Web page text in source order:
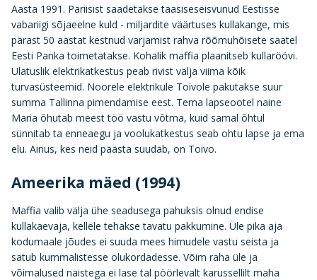
Aasta 1991. Pariisist saadetakse taasiseseisvunud Eestisse
vabariigi sõjaeelne kuld - miljardite väärtuses kullakange, mis
pärast 50 aastat kestnud varjamist rahva rõõmuhõisete saatel
Eesti Panka toimetatakse. Kohalik maffia plaanitseb kullaröövi.
Ulatuslik elektrikatkestus peab rivist välja viima kõik
turvasüsteemid. Noorele elektrikule Toivole pakutakse suur
summa Tallinna pimendamise eest. Tema lapseootel naine
Maria õhutab meest töö vastu võtma, kuid samal õhtul
sünnitab ta enneaegu ja voolukatkestus seab ohtu lapse ja ema
elu. Ainus, kes neid päästa suudab, on Toivo.
Ameerika mäed (1994)
Maffia valib välja ühe seadusega pahuksis olnud endise
kullakaevaja, kellele tehakse tavatu pakkumine. Üle pika aja
kodumaale jõudes ei suuda mees himudele vastu seista ja
satub kummalistesse olukordadesse. Võim raha üle ja
võimalused naistega ei lase tal pöörlevalt karussellilt maha